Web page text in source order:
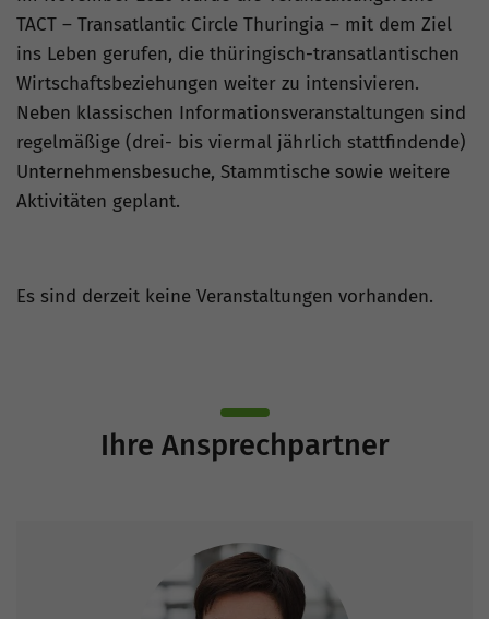
TACT – Transatlantic Circle Thuringia – mit dem Ziel
ins Leben gerufen, die thüringisch-transatlantischen
Wirtschaftsbeziehungen weiter zu intensivieren.
Neben klassischen Informationsveranstaltungen sind
regelmäßige (drei- bis viermal jährlich stattfindende)
Unternehmensbesuche, Stammtische sowie weitere
Aktivitäten geplant.
Es sind derzeit keine Veranstaltungen vorhanden.
Ihre Ansprechpartner